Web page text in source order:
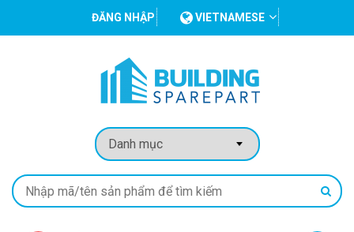
ĐĂNG NHẬP VIETNAMESE